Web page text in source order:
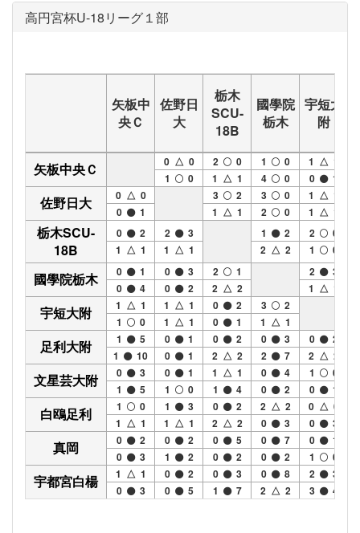
高円宮杯U-18リーグ１部
矢板中
央Ｃ
佐野日
大
栃木
SCU-
18B
國學院
栃木
宇短大
附
矢板中央Ｃ
0 △ 0
1
0
2
0
1 △ 1
1
0
4
0
1 △ 1
0
1
佐野日大
0 △ 0
0
1
3
2
1 △ 1
3
0
2
0
1 △ 1
1 △ 1
栃木SCU-
18B
0
2
1 △ 1
2
3
1 △ 1
1
2
2 △ 2
2
0
1
0
國學院栃木 0
1
0
4
0
3
0
2
2
1
2 △ 2
2
3
1 △ 1
宇短大附
1 △ 1
1
0
1 △ 1
1 △ 1
0
2
0
1
3
2
1 △ 1
足利大附 1
5
1
10
0
1
0
1
0
2
2 △ 2
0
3
2
7
0
2
2 △ 2
文星芸大附 0
3
1
5
0
1
1
0
1 △ 1
1
4
0
4
0
2
1
0
0
1
白鴎足利 1
0
1 △ 1
1
3
1 △ 1
0
2
2 △ 2
2 △ 2
0
3
0 △ 0
0
3
真岡 0
2
0
3
0
2
1
2
0
5
0
2
0
7
0
2
0
1
1
0
宇都宮白楊
1 △ 1
0
3
0
2
0
5
0
3
1
7
0
8
2 △ 2
2
3
3
4